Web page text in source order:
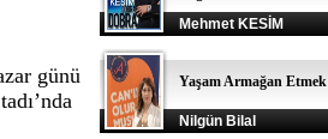
günü
Mehmet KESİM
Yaşam Armağan Etmek
Nilgün Bilal